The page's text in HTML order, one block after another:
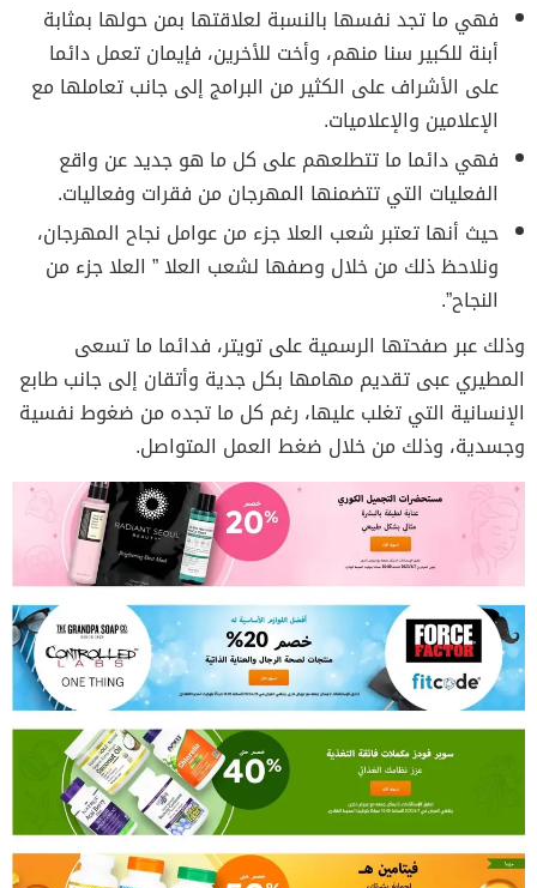
فهي ما تجد نفسها بالنسبة لعلاقتها بمن حولها بمثابة
أبنة للكبير سنا منهم، وأخت للأخرين، فإيمان تعمل دائما
على الأشراف على الكثير من البرامج إلى جانب تعاملها مع
الإعلامين والإعلاميات.
فهي دائما ما تتطلعهم على كل ما هو جديد عن واقع
الفعليات التي تتضمنها المهرجان من فقرات وفعاليات.
حيث أنها تعتبر شعب العلا جزء من عوامل نجاح المهرجان،
ونلاحظ ذلك من خلال وصفها لشعب العلا ” العلا جزء من
النجاح”.
وذلك عبر صفحتها الرسمية على تويتر، فدائما ما تسعى
المطيري عبى تقديم مهامها بكل جدية وأتقان إلى جانب طابع
الإنسانية التي تغلب عليها، رغم كل ما تجده من ضغوط نفسية
وجسدية، وذلك من خلال ضغط العمل المتواصل.